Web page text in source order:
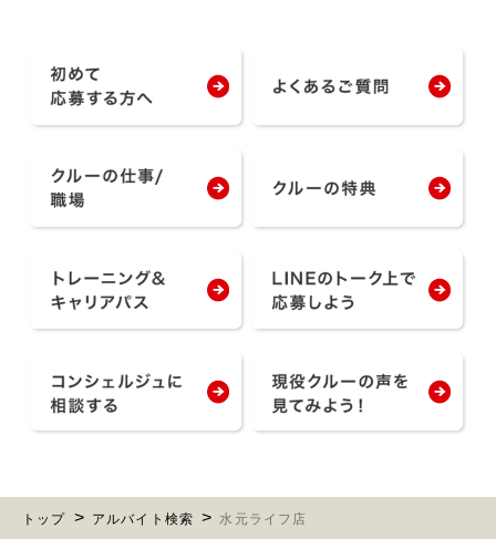
トップ アルバイト検索 水元ライフ店